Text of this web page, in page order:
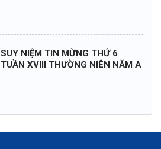
SUY NIỆM TIN MỪNG THỨ 6
TUẦN XVIII THƯỜNG NIÊN NĂM A